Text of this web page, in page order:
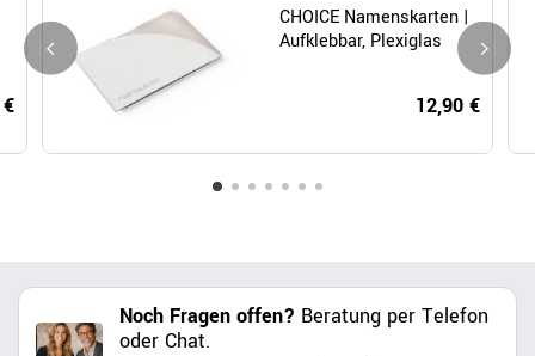
CHOICE Namenskarten |
Aufklebbar, Plexiglas
12,90 €
Noch Fragen offen? Beratung per Telefon
oder Chat.